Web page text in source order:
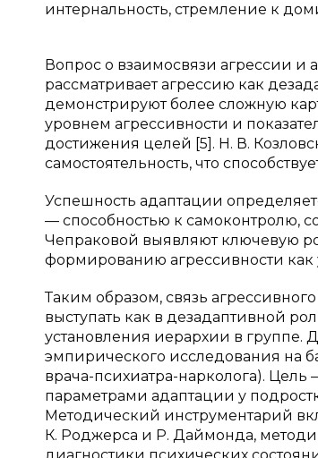
интернальность, стремление к
Вопрос о взаимосвязи агрессии
рассматривает агрессию как
демонстрируют более сложную
уровнем агрессивности и
достижения целей [5]. Н. В.
самостоятельность, что
Успешность адаптации
— способностью к самоконтролю,
Чепраковой выявляют ключевую
формированию агрессивности
Таким образом, связь
выступать как в дезадаптивной
установления иерархии в группе.
эмпирического исследования на
врача-психиатра-нарколога).
параметрами адаптации у
Методический инструментарий
К. Роджерса и Р. Даймонда,